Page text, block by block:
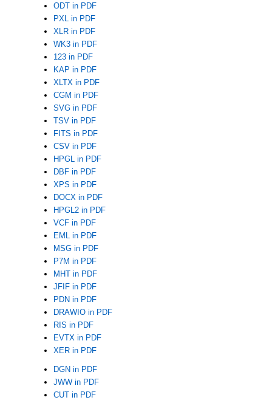
ODT in PDF
PXL in PDF
XLR in PDF
WK3 in PDF
123 in PDF
KAP in PDF
XLTX in PDF
CGM in PDF
SVG in PDF
TSV in PDF
FITS in PDF
CSV in PDF
HPGL in PDF
DBF in PDF
XPS in PDF
DOCX in PDF
HPGL2 in PDF
VCF in PDF
EML in PDF
MSG in PDF
P7M in PDF
MHT in PDF
JFIF in PDF
PDN in PDF
DRAWIO in PDF
RIS in PDF
EVTX in PDF
XER in PDF
DGN in PDF
JWW in PDF
CUT in PDF